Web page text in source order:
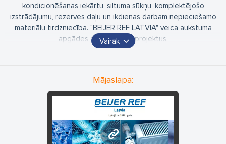
kondicionēšanas iekārtu, siltuma sūkņu, komplektējošo
izstrādājumu, rezerves daļu un ikdienas darbam nepieciešamo
materiālu tirdzniecība. "BEIJER REF LATVIA" veica aukstuma
apgādes aprēķinus un projektus.
patērētājiem, kā arī ar uzņēmumiem, lai projektētu dažādas
aukstuma sistēmas un apgādātu tās ar visu nepieciešamo
sekmīgai darbībai. Noliktavā ir pieejams plašs preču klāsts un tas
mainās atbilstoši progresīvajām tendencēm šajā jomā un arī
ievērojot pašreizējo pieprasījumu.
Vairāk
Mājaslapa:
www.beijerref.lv